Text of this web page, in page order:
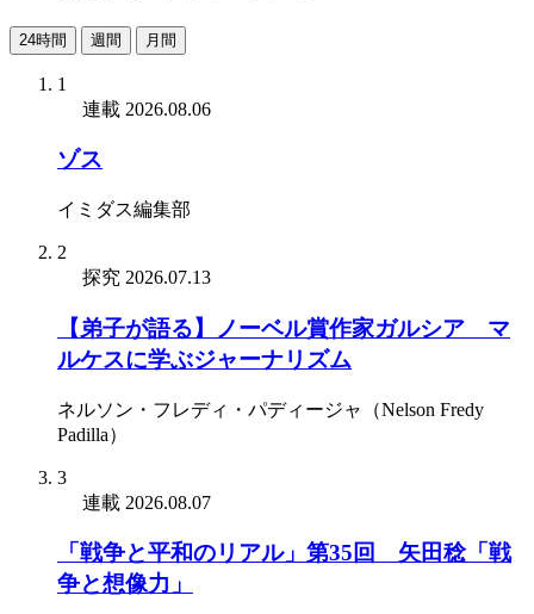
24時間 週間 月間
1
連載 2026.08.06
ゾス
イミダス編集部
2
探究 2026.07.13
【弟子が語る】ノーベル賞作家ガルシア゠マ
ルケスに学ぶジャーナリズム
ネルソン・フレディ・パディージャ（Nelson Fredy
Padilla）
3
連載 2026.08.07
「戦争と平和のリアル」第35回 矢田稔「戦
争と想像力」